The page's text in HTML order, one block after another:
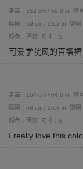
身高：152 cm / 59.8 in 體
腰圍：59 cm / 23.2 in
臀
顏色：酒紅
尺寸：S
可爱学院风的百褶
身高：164 cm / 64.6 in 體
腰圍：68 cm / 26.8 in
臀
顏色：酒紅
尺寸：S
I really love this